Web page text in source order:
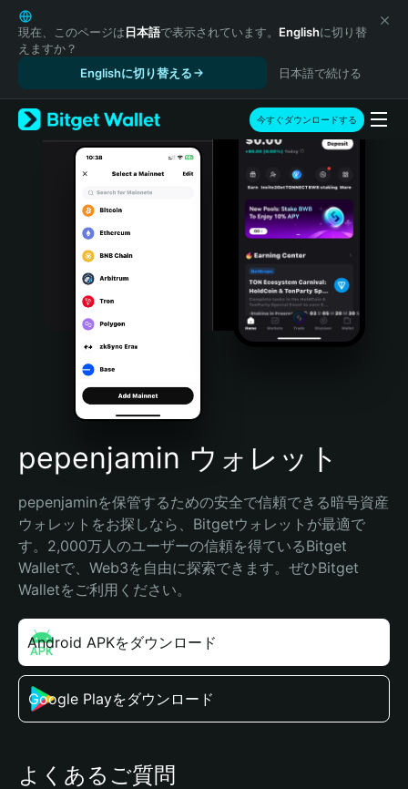
English
日本語
Tiếng Việt
Español (Latinoamérica)
Türkçe
Italiano
Português (Portugal)
Bahasa Indonesia
Português (Brasil)
Español (Argentina)
現在、このページは日本語で表示されています。 Englishに切り替
えますか？
Englishに切り替える
日本語で続ける
今すぐダウンロードする
pepenjamin ウォレット
pepenjaminを保管するための安全で信頼できる暗号資産
ウォレットをお探しなら、Bitgetウォレットが最適で
す。2,000万人のユーザーの信頼を得ているBitget
Walletで、Web3を自由に探索できます。ぜひBitget
Walletをご利用ください。
Android APKをダウンロード
Google Playをダウンロード
よくあるご質問